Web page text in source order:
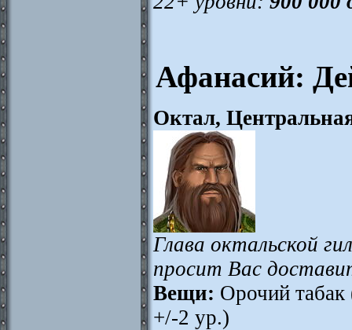
Афанасий:
Октал,
Глава октальской
просит Вас
Вещи: Орочий
+/-2 ур.)